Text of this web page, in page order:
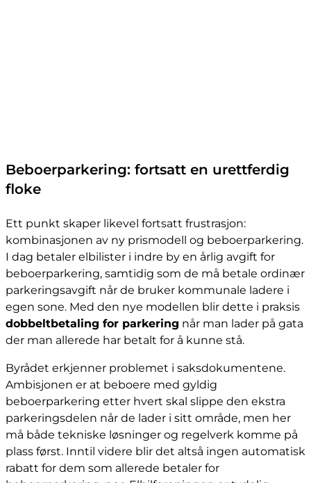
Beboerparkering: fortsatt en urettferdig
floke
Ett punkt skaper likevel fortsatt frustrasjon:
kombinasjonen av ny prismodell og beboerparkering.
I dag betaler elbilister i indre by en årlig avgift for
beboerparkering, samtidig som de må betale ordinær
parkeringsavgift når de bruker kommunale ladere i
egen sone. Med den nye modellen blir dette i praksis
dobbeltbetaling for parkering når man lader på gata
der man allerede har betalt for å kunne stå.
Byrådet erkjenner problemet i saksdokumentene.
Ambisjonen er at beboere med gyldig
beboerparkering etter hvert skal slippe den ekstra
parkeringsdelen når de lader i sitt område, men her
må både tekniske løsninger og regelverk komme på
plass først. Inntil videre blir det altså ingen automatisk
rabatt for dem som allerede betaler for